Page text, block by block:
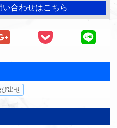
合わせはこちら
出せ